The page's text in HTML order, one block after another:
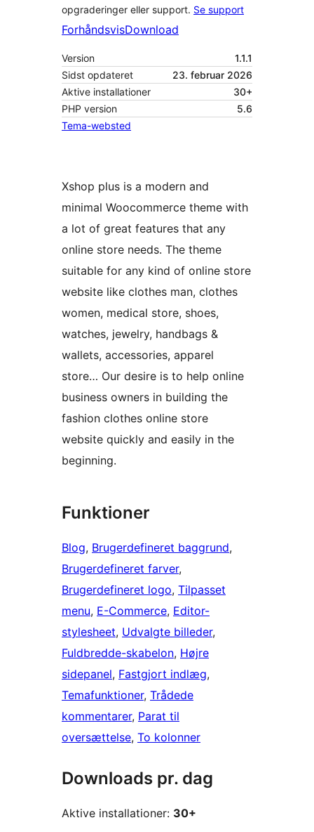
opgraderinger eller support. Se support
ForhåndsvisDownload
Version
1.1.1
Sidst opdateret
23. februar 2026
Aktive installationer
30+
PHP version
5.6
Tema-websted
Xshop plus is a modern and
minimal Woocommerce theme with
a lot of great features that any
online store needs. The theme
suitable for any kind of online store
website like clothes man, clothes
women, medical store, shoes,
watches, jewelry, handbags &
wallets, accessories, apparel
store… Our desire is to help online
business owners in building the
fashion clothes online store
website quickly and easily in the
beginning.
Funktioner
Blog, Brugerdefineret baggrund
Brugerdefineret farver
Brugerdefineret logo, Tilpasset
menu, E-Commerce, Editor-
stylesheet, Udvalgte billeder
Fuldbredde-skabelon, Højre
sidepanel, Fastgjort indlæg
Temafunktioner, Trådede
kommentarer, Parat til
oversættelse, To kolonner
Downloads pr. dag
Aktive installationer: 30+